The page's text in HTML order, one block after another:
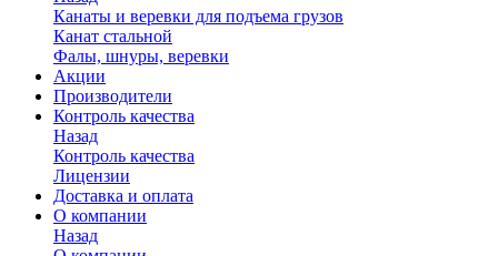
Канаты и веревки для подъема грузов
Канат стальной
Фалы, шнуры, веревки
Акции
Производители
Контроль качества
Назад
Контроль качества
Лицензии
Доставка и оплата
О компании
Назад